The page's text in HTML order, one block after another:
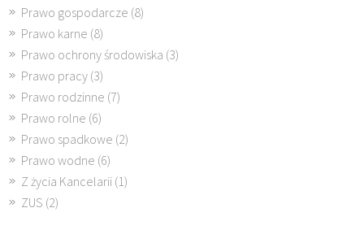
Prawo gospodarcze (8)
Prawo karne (8)
Prawo ochrony środowiska (3)
Prawo pracy (3)
Prawo rodzinne (7)
Prawo rolne (6)
Prawo spadkowe (2)
Prawo wodne (6)
Z życia Kancelarii (1)
ZUS (2)